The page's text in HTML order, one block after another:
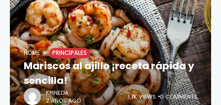
HOME PRINCIPALES
Mariscos al ajillo ¡receta rápida y
sencilla!
KPINEDA
2 AÑOS AGO
1,7K VIEWS 0 COMMENTS